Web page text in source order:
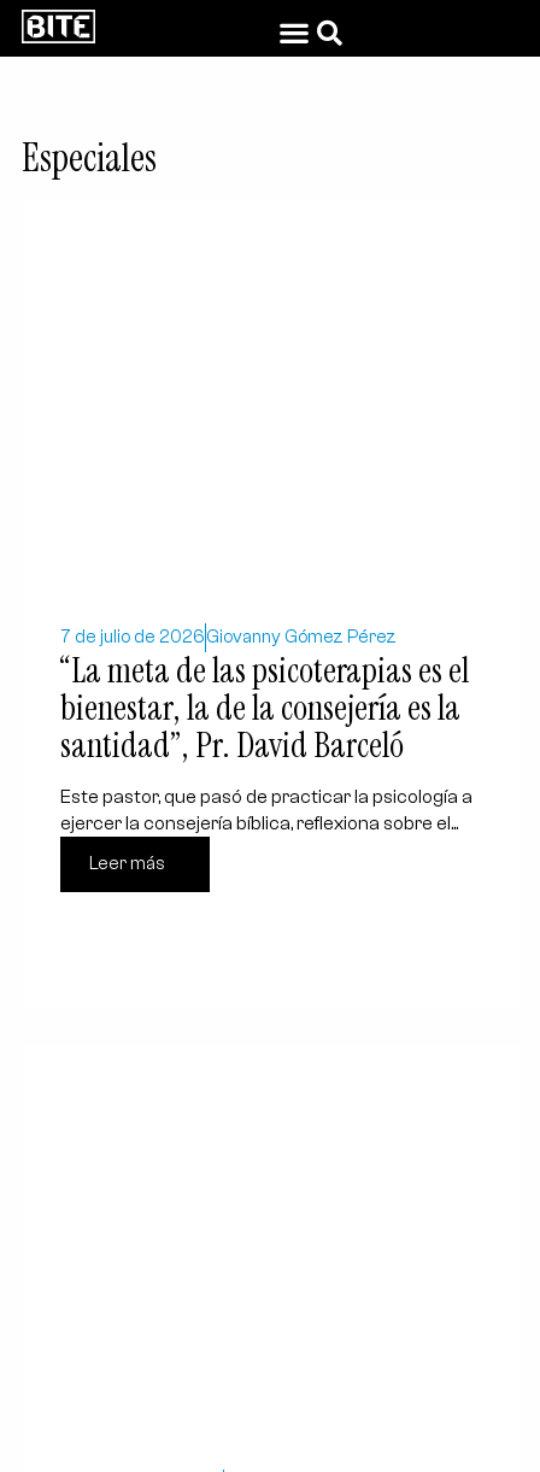
Especiales
7 de julio de 2026Giovanny Gómez Pérez
“La meta de las psicoterapias es el
bienestar, la de la consejería es la
santidad”, Pr. David Barceló
Este pastor, que pasó de practicar la psicología a
ejercer la consejería bíblica, reflexiona sobre el...
Leer más